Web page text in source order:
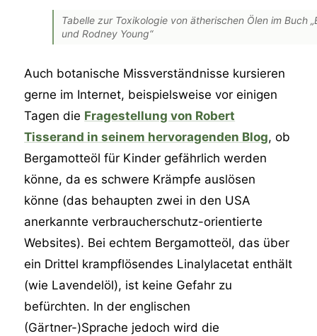
Tabelle zur Toxikologie von ätherischen Ölen im Buch
und Rodney Young“
Auch botanische Missverständnisse kursieren
gerne im Internet, beispielsweise vor einigen
Tagen die Fragestellung von Robert
Tisserand in seinem hervoragenden Blog, ob
Bergamotteöl für Kinder gefährlich werden
könne, da es schwere Krämpfe auslösen
könne (das behaupten zwei in den USA
anerkannte verbraucherschutz-orientierte
Websites). Bei echtem Bergamotteöl, das über
ein Drittel krampflösendes Linalylacetat enthält
(wie Lavendelöl), ist keine Gefahr zu
befürchten. In der englischen
(Gärtner-)Sprache jedoch wird die